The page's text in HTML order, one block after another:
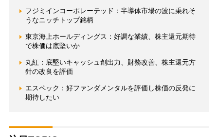
フジミインコーポレーテッド：半導体市場の波に乗れそ
うなニッチトップ銘柄
東京海上ホールディングス：好調な業績、株主還元期待
で株価は底堅いか
丸紅：底堅いキャッシュ創出力、財務改善、株主還元方
針の改良を評価
エスペック：好ファンダメンタルを評価し株価の反発に
期待したい